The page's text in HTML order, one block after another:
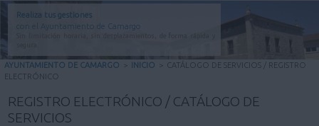
INFORMACIÓN PÚBLICA
CARPETA CIUDADANA
Realiza tus gestiones
con el Ayuntamiento de Camargo
AYUNTAMIENTO DE CAMARGO > INICIO > CATÁLOGO DE SERVICIOS / REGISTRO
ELECTRÓNICO
REGISTRO ELECTRÓNICO / CATÁLOGO DE
SERVICIOS